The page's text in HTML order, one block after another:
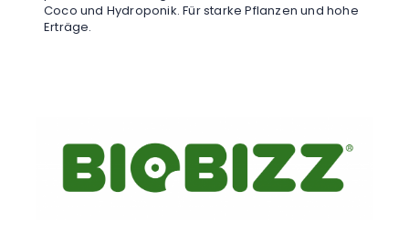
Coco und Hydroponik. Für starke Pflanzen und hohe
Erträge.